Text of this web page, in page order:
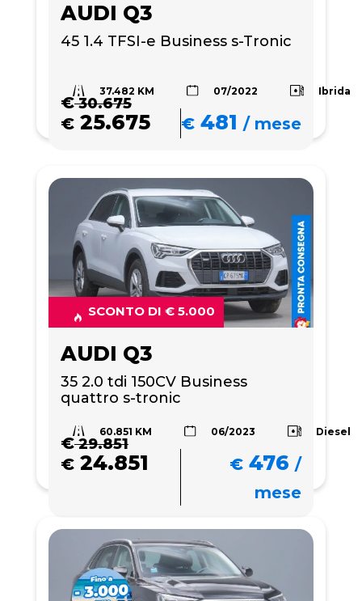
AUDI Q3
45 1.4 TFSI-e Business s-Tronic
37.482 KM 07/2022 Ibrida
€30.675
€ 25.675 € 481 /mese
SCONTO DI € 5.000
AUDI Q3
35 2.0 tdi 150CV Business
quattro s-tronic
60.851 KM 06/2023 Diesel
€29.851
€ 24.851 € 476 /
mese